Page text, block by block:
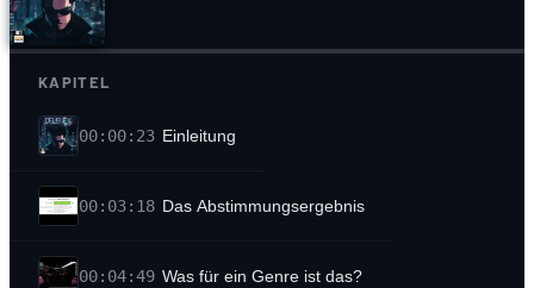
KAPITEL
00:00:23 Einleitung
00:03:18 Das Abstimmungsergebnis
00:04:49 Was für ein Genre ist das?